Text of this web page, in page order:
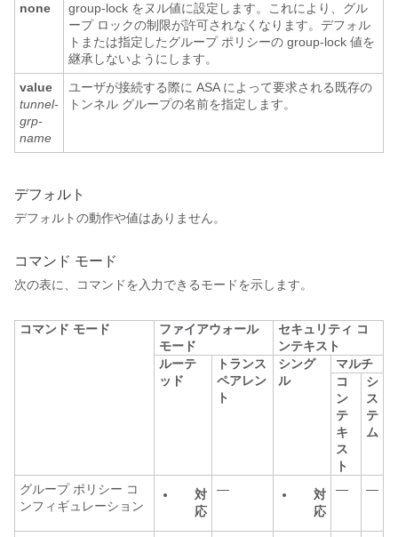
none
group-lock をヌル値に設定します。これにより、グル
ープ ロックの制限が許可されなくなります。デフォル
トまたは指定したグループ ポリシーの group-lock 値を
継承しないようにします。
value
tunnel-
grp-
name
ユーザが接続する際に ASA によって要求される既存の
トンネル グループの名前を指定します。
デフォルト
デフォルトの動作や値はありません。
コマンド モード
次の表に、コマンドを入力できるモードを示します。
コマンド モード
ファイアウォール
モード
セキュリティ コ
ンテキスト
ルーテ
ッド
トランス
ペアレン
ト
シング
ル
マルチ
コ
ン
テ
キ
ス
ト
シ
ス
テ
ム
グループ ポリシー コ
ンフィギュレーション
対
応
—
対
応
— —